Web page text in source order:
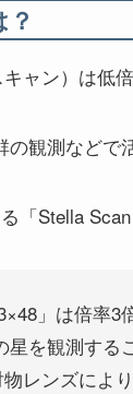
ャン）は低
観測などで
「Stella Scan
」は倍率
を観測する
レンズによ